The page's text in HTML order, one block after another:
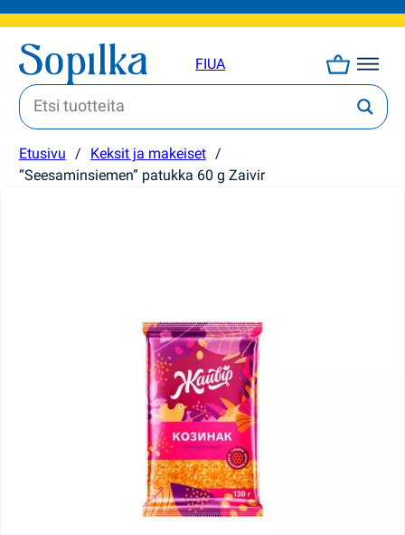
FIUA
Etusivu / Keksit ja makeiset /
“Seesaminsiemen” patukka 60 g Zaivir